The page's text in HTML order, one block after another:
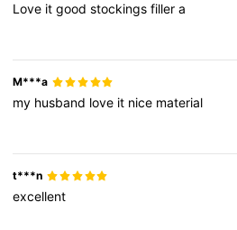
Love itgoodstockingsfillera
M***a
my husband love it nice material
t***n
excellent